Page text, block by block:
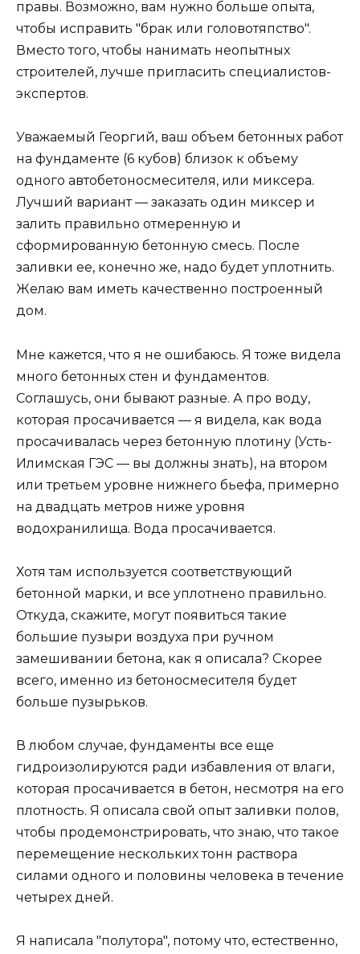
правы. Возможно, вам нужно больше опыта,
чтобы исправить "брак или головотяпство".
Вместо того, чтобы нанимать неопытных
строителей, лучше пригласить специалистов-
экспертов.
Уважаемый Георгий, ваш объем бетонных работ
на фундаменте (6 кубов) близок к объему
одного автобетоносмесителя, или миксера.
Лучший вариант — заказать один миксер и
залить правильно отмеренную и
сформированную бетонную смесь. После
заливки ее, конечно же, надо будет уплотнить.
Желаю вам иметь качественно построенный
дом.
Мне кажется, что я не ошибаюсь. Я тоже видела
много бетонных стен и фундаментов.
Соглашусь, они бывают разные. А про воду,
которая просачивается — я видела, как вода
просачивалась через бетонную плотину (Усть-
Илимская ГЭС — вы должны знать), на втором
или третьем уровне нижнего бьефа, примерно
на двадцать метров ниже уровня
водохранилища. Вода просачивается.
Хотя там используется соответствующий
бетонной марки, и все уплотнено правильно.
Откуда, скажите, могут появиться такие
большие пузыри воздуха при ручном
замешивании бетона, как я описала? Скорее
всего, именно из бетоносмесителя будет
больше пузырьков.
В любом случае, фундаменты все еще
гидроизолируются ради избавления от влаги,
которая просачивается в бетон, несмотря на его
плотность. Я описала свой опыт заливки полов,
чтобы продемонстрировать, что знаю, что такое
перемещение нескольких тонн раствора
силами одного и половины человека в течение
четырех дней.
Я написала "полутора", потому что, естественно,